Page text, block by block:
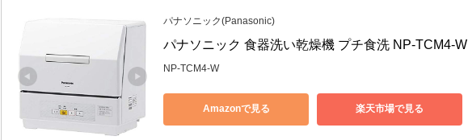
パナソニック(Panasonic)
パナソニック 食器洗い乾燥機 プチ食洗 NP-TCM4-W
NP-TCM4-W
Amazonで見る 楽天市場で見る